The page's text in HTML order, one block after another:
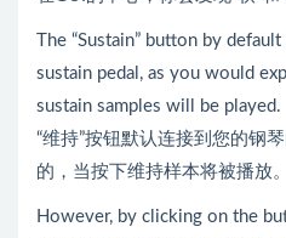
The “Sustain” button by
sustain pedal, as you would
sustain samples will be played.
“维持”按钮默认连接到您的钢
的，当按下维持样本将被播放。
However, by clicking on the